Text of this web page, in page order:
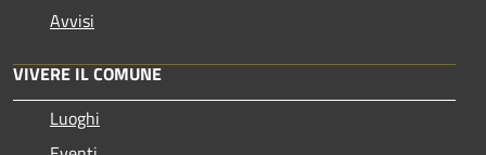
Avvisi
VIVERE IL COMUNE
Luoghi